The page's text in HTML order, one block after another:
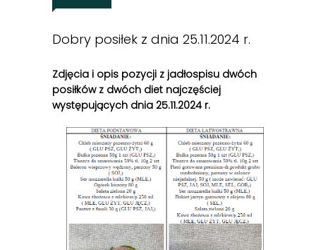
Dobry posiłek z dnia 25.11.2024 r.
Zdjęcia i opis pozycji z jadłospisu dwóch
posiłków z dwóch diet najczęściej
występujących dnia 25.11.2024 r.